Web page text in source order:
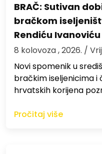
BRAČ: Sutivan
bračkom
Rendiću Ivanoviću
8 kolovoza , 2026. /
Novi spomenik u
bračkim iseljenicima i
hrvatskih korijena
Pročitaj više